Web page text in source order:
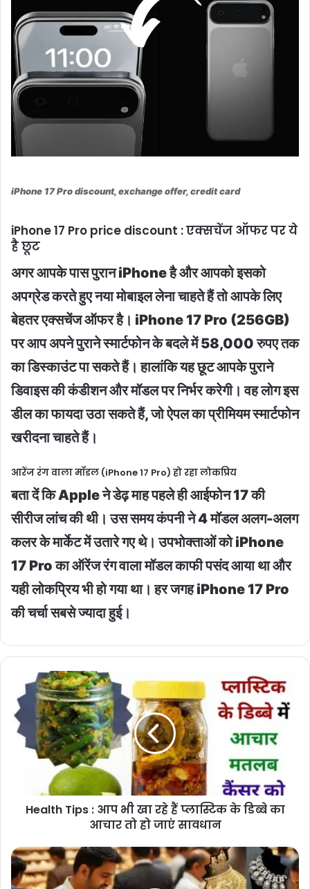
iPhone 17 Pro discount, exchange offer, credit card
iPhone 17 Pro price discount : एक्सचेंज ऑफर पर ये
है छूट
अगर आपके पास पुरान iPhone है और आपको इसको
अपग्रेड करते हुए नया मोबाइल लेना चाहते हैं तो आपके लिए
बेहतर एक्सचेंज ऑफर है। iPhone 17 Pro (256GB)
पर आप अपने पुराने स्मार्टफोन के बदले में 58,000 रुपए तक
का डिस्काउंट पा सकते हैं। हालांकि यह छूट आपके पुराने
डिवाइस की कंडीशन और मॉडल पर निर्भर करेगी। वह लोग इस
डील का फायदा उठा सकते हैं, जो ऐपल का प्रीमियम स्मार्टफोन
खरीदना चाहते हैं।
आरेंज रंग वाला मॉडल (iPhone 17 Pro) हो रहा लोकप्रिय
बता दें कि Apple ने डेढ़ माह पहले ही आईफोन 17 की
सीरीज लांच की थी। उस समय कंपनी ने 4 मॉडल अलग-अलग
कलर के मार्केट में उतारे गए थे। उपभोक्ताओं को iPhone
17 Pro का ऑरेंज रंग वाला मॉडल काफी पसंद आया था और
यही लोकप्रिय भी हो गया था। हर जगह iPhone 17 Pro
की चर्चा सबसे ज्यादा हुई।
Health
Tips
आप
भी
प्लास्टिक
आचार
तो
हो
Health Tips : आप भी खा रहे हैं प्लास्टिक के डिब्बे का
आचार तो हो जाएं सावधान
Today
Gold
Silver